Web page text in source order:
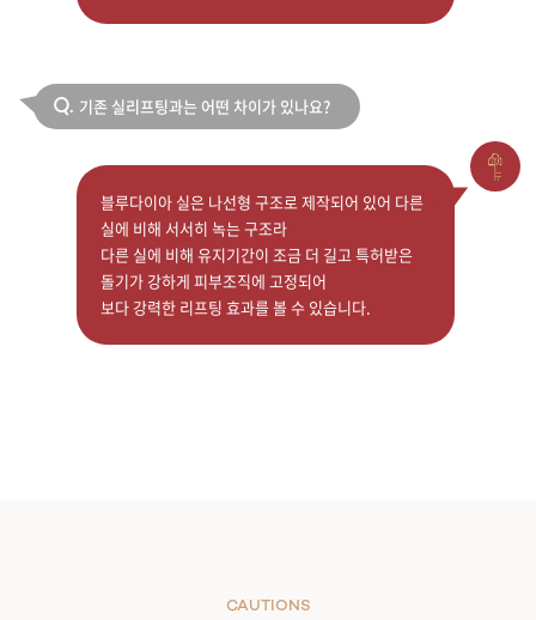
Q. 기존 실리프팅과는 어떤 차이가 있나요?
블루다이아 실은 나선형 구조로 제작되어 있어 다른
실에 비해 서서히 녹는 구조라
다른 실에 비해 유지기간이 조금 더 길고 특허받은
돌기가 강하게 피부조직에 고정되어
보다 강력한 리프팅 효과를 볼 수 있습니다.
CAUTIONS